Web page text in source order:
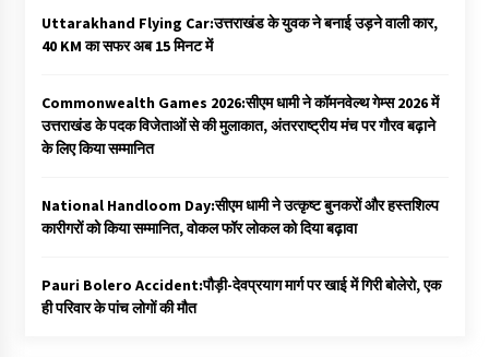
Uttarakhand Flying Car:उत्तराखंड के युवक ने बनाई उड़ने वाली कार,
40 KM का सफर अब 15 मिनट में
Commonwealth Games 2026:सीएम धामी ने कॉमनवेल्थ गेम्स 2026 में
उत्तराखंड के पदक विजेताओं से की मुलाकात, अंतरराष्ट्रीय मंच पर गौरव बढ़ाने
के लिए किया सम्मानित
National Handloom Day:सीएम धामी ने उत्कृष्ट बुनकरों और हस्तशिल्प
कारीगरों को किया सम्मानित, वोकल फॉर लोकल को दिया बढ़ावा
Pauri Bolero Accident:पौड़ी-देवप्रयाग मार्ग पर खाई में गिरी बोलेरो, एक
ही परिवार के पांच लोगों की मौत